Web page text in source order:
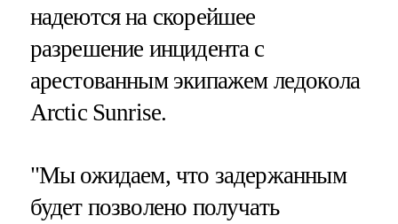
надеются на скорейшее
разрешение инцидента с
арестованным экипажем ледокола
Arctic Sunrise.
"Мы ожидаем, что задержанным
будет позволено получать